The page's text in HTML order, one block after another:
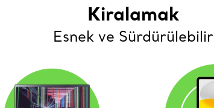
Kiralamak
Esnek ve Sürdürülebilir